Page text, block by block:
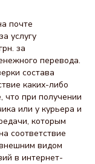
почте
услугу
за
перевода.
состава
каких-либо
при получении
или у курьера и
которым
соответствие
видом
в интернет-